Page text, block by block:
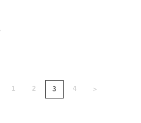
1 2 3 4 ＞